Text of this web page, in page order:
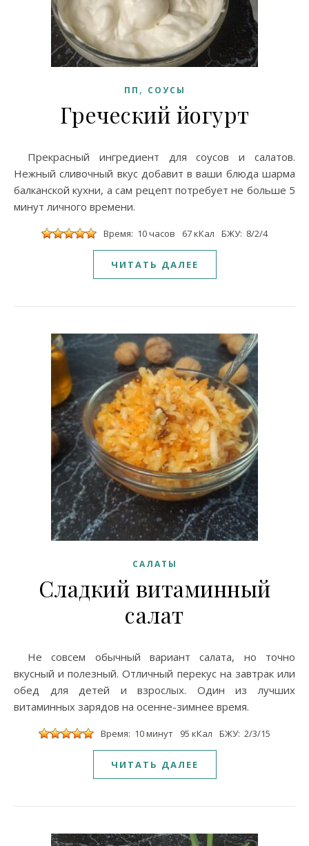
ПП , СОУСЫ
Греческий йогурт
Прекрасный ингредиент для соусов и салатов.
Нежный сливочный вкус добавит в ваши блюда шарма
балканской кухни, а сам рецепт потребует не больше 5
минут личного времени.
Время: 10 часов 67 кКал БЖУ: 8/2/4
ЧИТАТЬ ДАЛЕЕ
САЛАТЫ
Сладкий витаминный
салат
Не совсем обычный вариант салата, но точно
вкусный и полезный. Отличный перекус на завтрак или
обед для детей и взрослых. Один из лучших
витаминных зарядов на осенне-зимнее время.
Время: 10 минут 95 кКал БЖУ: 2/3/15
ЧИТАТЬ ДАЛЕЕ